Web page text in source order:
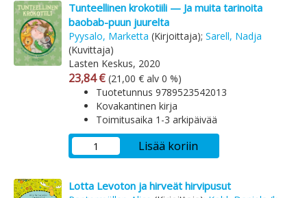
Tunteellinen krokotiili — Ja muita tarinoita
baobab-puun juurelta
Pyysalo, Marketta (Kirjoittaja); Sarell, Nadja
(Kuvittaja)
Lasten Keskus, 2020
Arvonlisäverollinen hinta
23,84 € Arvonlisäveroton hinta
(21,00 € alv 0 %)
Tuotetunnus 9789523542013
Kovakantinen kirja
Toimitusaika 1-3 arkipäivää
Lisää koriin
Lotta Levoton ja hirveät hirvipusut